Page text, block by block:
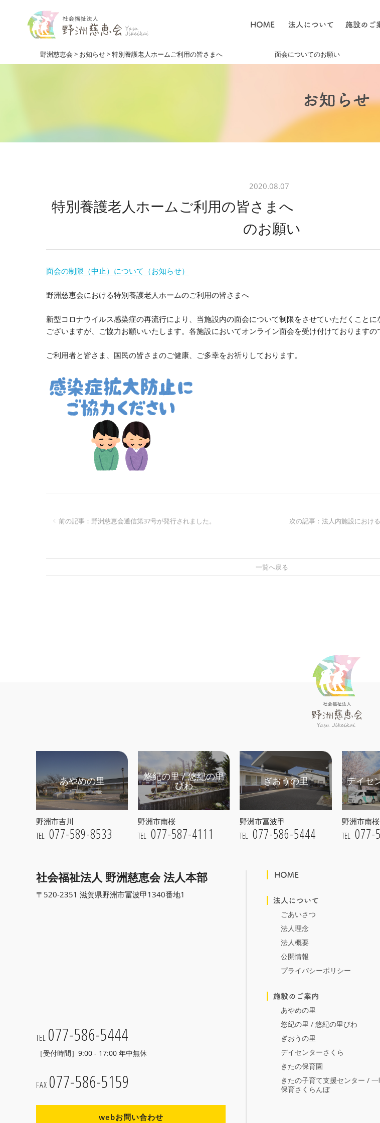
野洲慈恵会 > お知らせ>特別養護老人ホームご利用の皆さまへ 面会についてのお願い
2020.08.07
特別養護老人ホームご利用の皆さまへ
のお願い
面会の制限（中止）について（お知らせ）
野洲慈恵会における特別養護老人ホームのご利用の皆さまへ
新型コロナウイルス感染症の再流行により、当施設内の面会について制限をさせていただくこと
ございますが、ご協力お願いいたします。各施設においてオンライン面会を受け付けておりますの
ご利用者と皆さま、国民の皆さまのご健康、ご多幸をお祈りしております。
前の記事：野洲慈恵会通信第37号が発行されました。
次の記事：法人内施設におけ
一覧へ戻る
あやめの里
野洲市吉川
TEL 077-589-8533
悠紀の里 / 悠紀の里
びわ
野洲市南桜
TEL 077-587-4111
ぎおうの里
野洲市冨波甲
TEL 077-586-5444
デイセ
野洲市南桜
TEL 077-
社会福祉法人 野洲慈恵会法人本部
〒520-2351 滋賀県野洲市冨波甲1340番地1
TEL 077-586-5444
［受付時間］9:00 - 17:00 年中無休
FAX 077-586-5159
webお問い合わせ
ごあいさつ
法人理念
法人概要
公開情報
プライバシーポリシー
あやめの里
悠紀の里 / 悠紀の里びわ
ぎおうの里
デイセンターさくら
きたの保育園
きたの子育て支援センター /
保育さくらんぼ